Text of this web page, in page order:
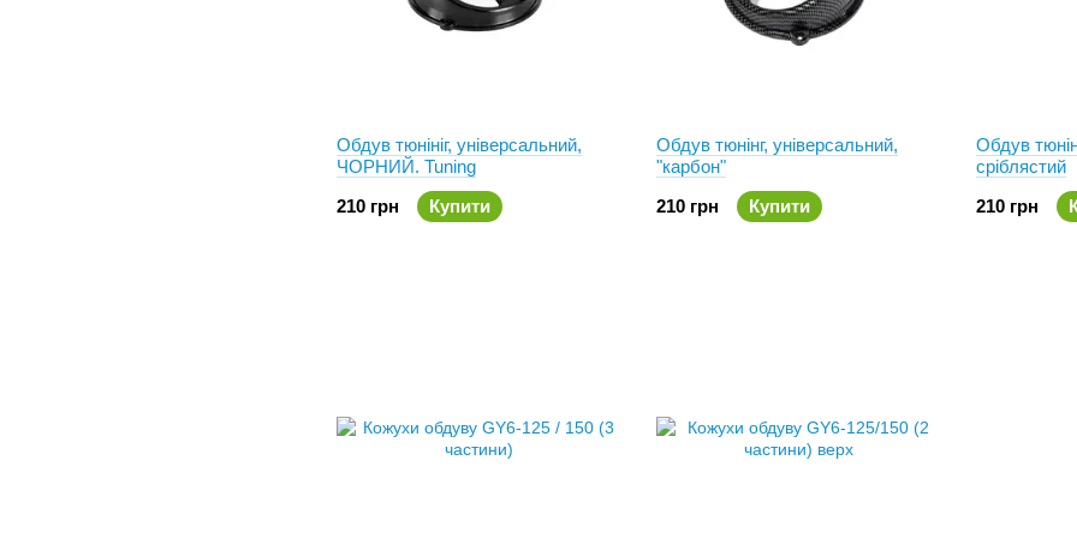
Обдув тюнініг, універсальний,
ЧОРНИЙ. Tuning
210 грн
Купити
Обдув тюнінг, універсальний,
"карбон"
210 грн
Купити
Обдув
сріблястий
210 грн